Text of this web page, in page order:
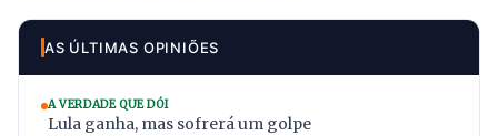
AS ÚLTIMAS OPINIÕES
A VERDADE QUE DÓI
Lula ganha, mas sofrerá um golpe